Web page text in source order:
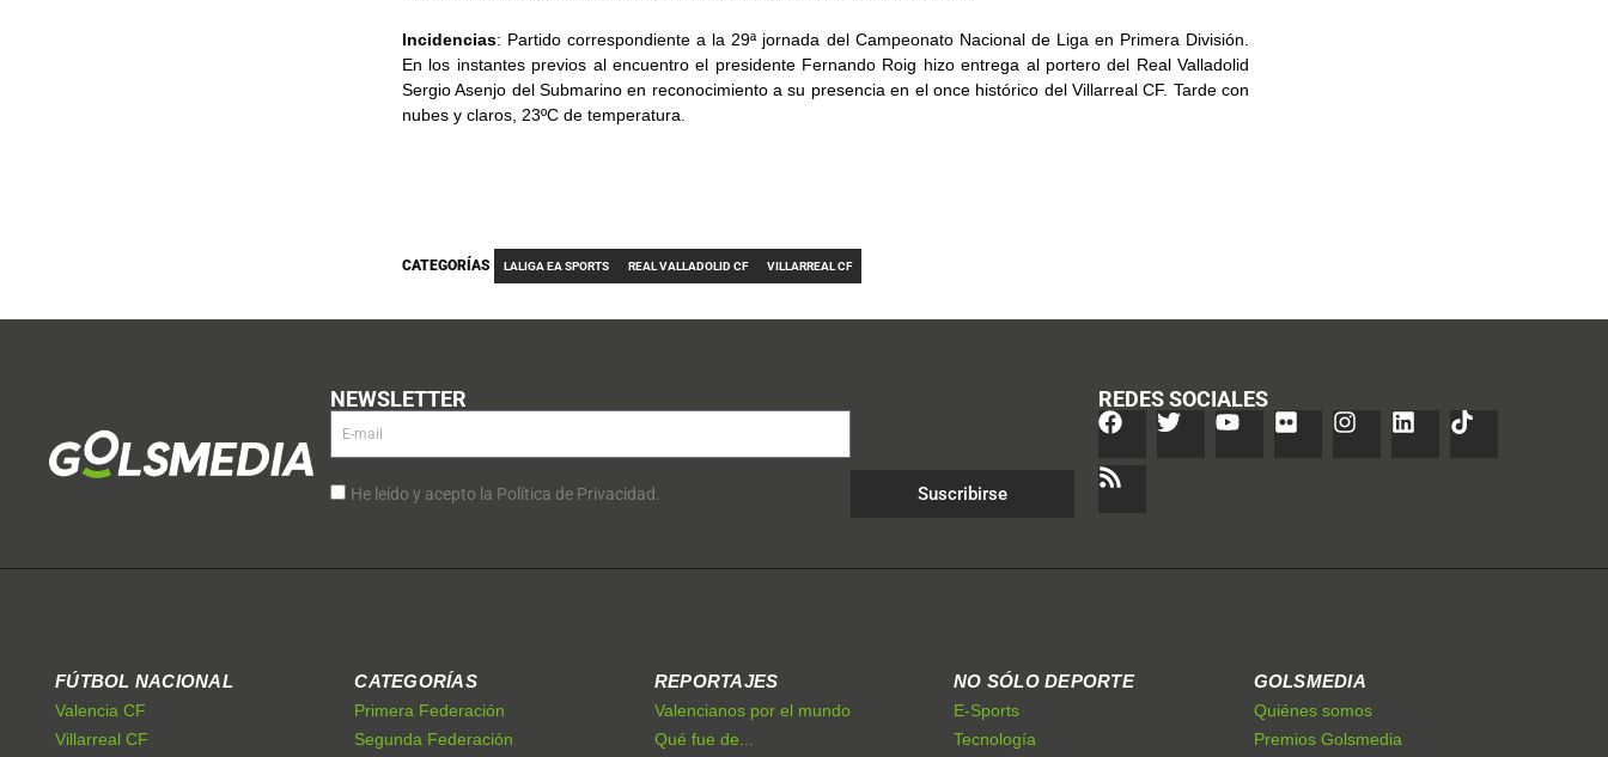
Incidencias: Partido correspondiente a la 29ª jornada del Campeonato Nacional de Liga en Primera División.
En los instantes previos al encuentro el presidente Fernando Roig hizo entrega al portero del Real Valladolid
Sergio Asenjo del Submarino en reconocimiento a su presencia en el once histórico del Villarreal CF. Tarde con
nubes y claros, 23ºC de temperatura.
CATEGORÍAS LALIGA EA SPORTS REAL VALLADOLID CF VILLARREAL CF
NEWSLETTER
He leído y acepto la Política de Privacidad. Suscribirse
REDES SOCIALES
FÚTBOL NACIONAL
Valencia CF
Villarreal CF
CATEGORÍAS
Primera Federación
Segunda Federación
REPORTAJES
Valencianos por el mundo
Qué fue de...
NO SÓLO DEPORTE
E-Sports
Tecnología
GOLSMEDIA
Quiénes somos
Premios Golsmedia